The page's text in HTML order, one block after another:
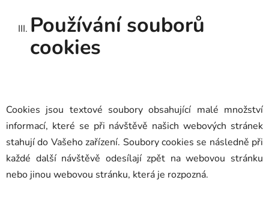
Používání souborů
cookies
Cookies jsou textové soubory obsahující malé množství
informací, které se při návštěvě našich webových stránek
stahují do Vašeho zařízení. Soubory cookies se následně při
každé další návštěvě odesílají zpět na webovou stránku
nebo jinou webovou stránku, která je rozpozná.